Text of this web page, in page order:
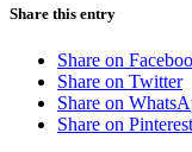
Share this entry
Share on
Share on Twitter
Share on
Share on Pinterest